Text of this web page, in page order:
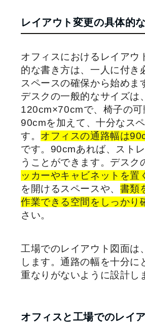
レイアウト変更の具体的
オフィスにおけるレイアウ
的な書き方は、一人に付き
スペースの確保から始めま
デスクの一般的なサイズは、
120cm×70cmで、椅子の可
90cmを加えて、十分なス
す。 オフィスの通路幅は
です。90cmあれば、スト
うことができます。デスク
ッカーやキャビネットを置
を開けるスペースや、 書類
作業できる空間をしっかり
さい。
工場でのレイアウト図面は
します。通路の幅を十分に
重なりがないように設計し
オフィスと工場でのレイ